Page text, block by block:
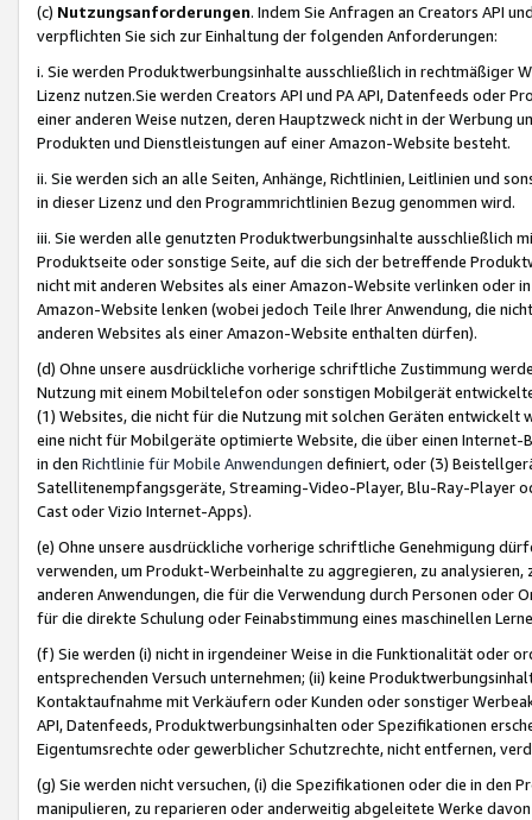
(c) Nutzungsanforderungen. Indem Sie Anfragen an Creators API
verpflichten Sie sich zur Einhaltung der folgenden Anforderungen:
i. Sie werden Produktwerbungsinhalte ausschließlich in rechtmäßiger
Lizenz nutzen.Sie werden Creators API und PA API, Datenfeeds oder
einer anderen Weise nutzen, deren Hauptzweck nicht in der Werbung
Produkten und Dienstleistungen auf einer Amazon-Website besteht.
ii. Sie werden sich an alle Seiten, Anhänge, Richtlinien, Leitlinien und
in dieser Lizenz und den Programmrichtlinien Bezug genommen wird.
iii. Sie werden alle genutzten Produktwerbungsinhalte ausschließlich
Produktseite oder sonstige Seite, auf die sich der betreffende
nicht mit anderen Websites als einer Amazon-Website verlinken oder
Amazon-Website lenken (wobei jedoch Teile Ihrer Anwendung, die
anderen Websites als einer Amazon-Website enthalten dürfen).
(d) Ohne unsere ausdrückliche vorherige schriftliche Zustimmung
Nutzung mit einem Mobiltelefon oder sonstigen Mobilgerät
(1) Websites, die nicht für die Nutzung mit solchen Geräten
eine nicht für Mobilgeräte optimierte Website, die über einen
in den Richtlinie für Mobile Anwendungen definiert, oder (3)
Satellitenempfangsgeräte, Streaming-Video-Player, Blu-Ray-Player
Cast oder Vizio Internet-Apps).
(e) Ohne unsere ausdrückliche vorherige schriftliche Genehmigung
verwenden, um Produkt-Werbeinhalte zu aggregieren, zu
anderen Anwendungen, die für die Verwendung durch Personen
für die direkte Schulung oder Feinabstimmung eines maschinellen
(f) Sie werden (i) nicht in irgendeiner Weise in die Funktionalität oder
entsprechenden Versuch unternehmen; (ii) keine
Kontaktaufnahme mit Verkäufern oder Kunden oder sonstiger
API, Datenfeeds, Produktwerbungsinhalten oder Spezifikationen
Eigentumsrechte oder gewerblicher Schutzrechte, nicht entfernen,
(g) Sie werden nicht versuchen, (i) die Spezifikationen oder die in
manipulieren, zu reparieren oder anderweitig abgeleitete Werke